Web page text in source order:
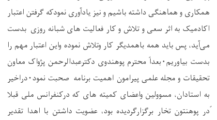
همکاری و هماهنگی داشته باشیم و نیز یادآوری نمودکه گرفتن اعتبار
اکادمیک به اثر سعی و تلاش و کار فعالیت های شبانه روزی بدست
می‌آید، پس بايد همه باهمدیگر کار وتلاش نموده واین اعتبار مهم را
بدست بیاوریم۰بعداً محترم پوهندوی دکترعبدالرحمن پژواک معاون
تحقیقات و مجله علمی پیرامون اهمیت برنامه صحبت نمود۰دراخیر
به استادان، مسوولین واعضای کمیته های که درکنفرانس ملی قبلا
ًدر پوهنتون تخار برگزارگردیده بود، عضویت داشتن با اهدا تقدیر